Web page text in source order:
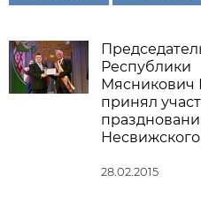
Республики
Мясникович
принял
28.02.2015